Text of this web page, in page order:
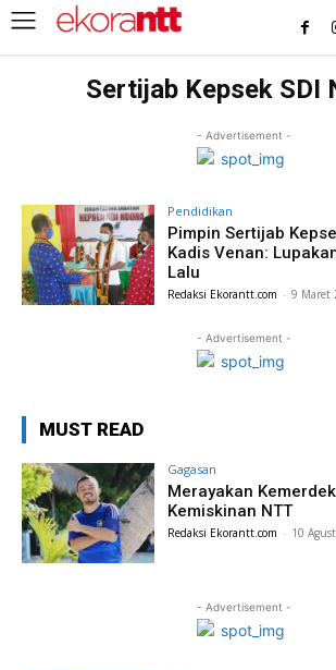
Sertijab Kepsek SDI
- Advertisement -
Pendidikan
Pimpin Sertijab
Kadis Venan:
Lalu
Redaksi Ekorantt.com - 9 Maret
- Advertisement -
MUST READ
Gagasan
Merayakan
Kemiskinan NTT
Redaksi Ekorantt.com - 10
- Advertisement -